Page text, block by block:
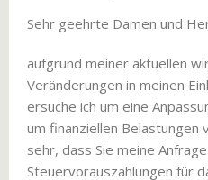
Sehr geehrte Damen und
aufgrund meiner aktuellen
Veränderungen in meinen
ersuche ich um eine
um finanziellen Belastungen
sehr, dass Sie meine
Steuervorauszahlungen für